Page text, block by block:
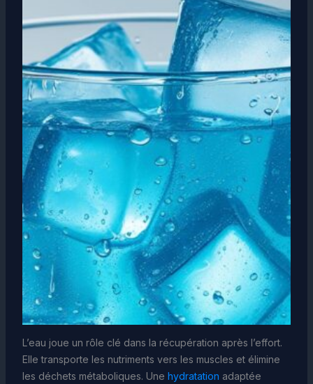
L’eau joue un rôle clé dans la récupération après l’effort.
Elle transporte les nutriments vers les muscles et élimine
les déchets métaboliques. Une hydratation adaptée